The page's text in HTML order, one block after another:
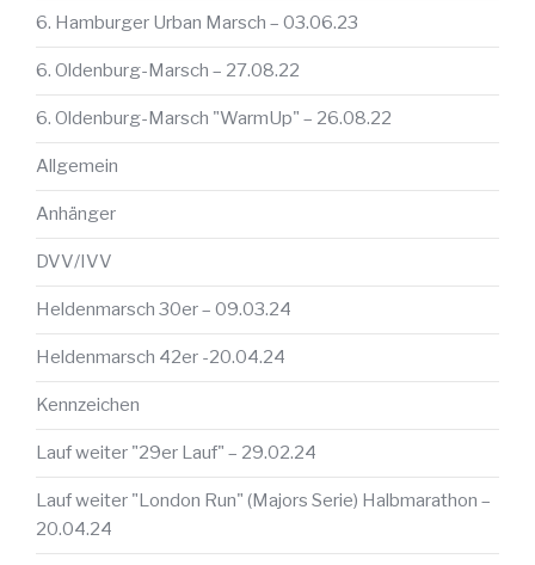
6. Hamburger Urban Marsch – 03.06.23
6. Oldenburg-Marsch – 27.08.22
6. Oldenburg-Marsch "WarmUp" – 26.08.22
Allgemein
Anhänger
DVV/IVV
Heldenmarsch 30er – 09.03.24
Heldenmarsch 42er -20.04.24
Kennzeichen
Lauf weiter "29er Lauf" – 29.02.24
Lauf weiter "London Run" (Majors Serie) Halbmarathon –
20.04.24